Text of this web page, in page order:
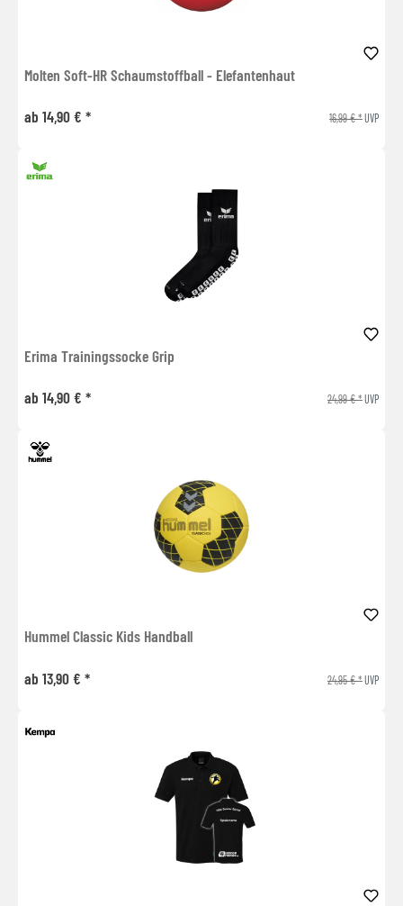
Molten Soft-HR Schaumstoffball - Elefantenhaut
ab 14,90 € * 16,99 € *UVP
Erima Trainingssocke Grip
ab 14,90 € * 24,99 € *UVP
Hummel Classic Kids Handball
ab 13,90 € * 24,95 € *UVP